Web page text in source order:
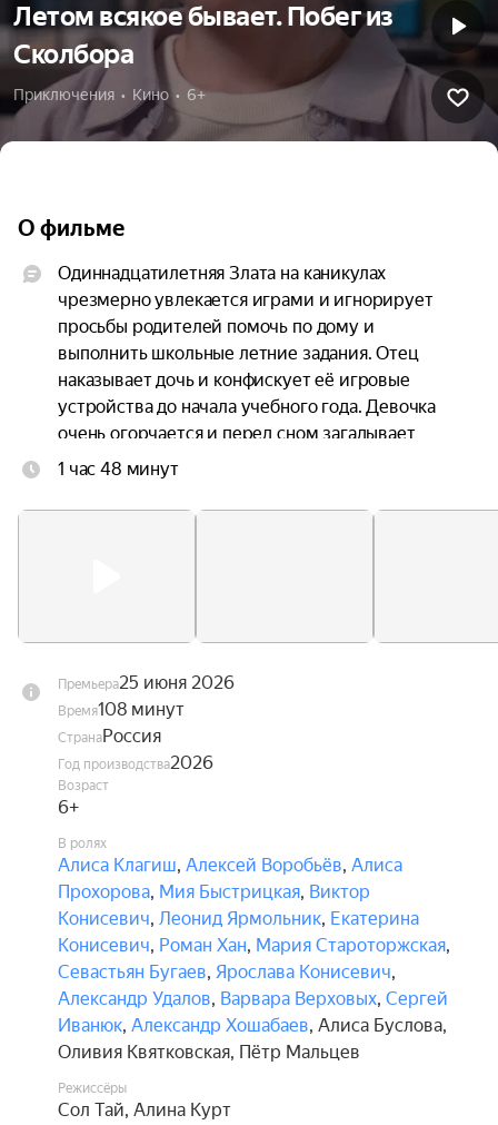
Летом всякое бывает. Побег из
Сколбора
Приключения  •  Кино  •  6+
О фильме
Одиннадцатилетняя Злата на каникулах
чрезмерно увлекается играми и игнорирует
просьбы родителей помочь по дому и
выполнить школьные летние задания. Отец
наказывает дочь и конфискует её игровые
устройства до начала учебного года. Девочка
очень огорчается и перед сном загадывает
желание: «Играть всегда без всяких лимитов!».
внутри игры. Сначала ей всё нравится, но,
просто.
1 час 48 минут
Премьера25 июня 2026
Время108 минут
СтранаРоссия
Год производства2026
Возраст
6+
В ролях
Алиса Клагиш, Алексей Воробьёв, Алиса
Прохорова, Мия Быстрицкая, Виктор
Конисевич, Леонид Ярмольник, Екатерина
Конисевич, Роман Хан, Мария Староторжская,
Севастьян Бугаев, Ярослава Конисевич,
Александр Удалов, Варвара Верховых, Сергей
Иванюк, Александр Хошабаев, Алиса Буслова,
Оливия Квятковская, Пётр Мальцев
Режиссёры
Сол Тай, Алина Курт